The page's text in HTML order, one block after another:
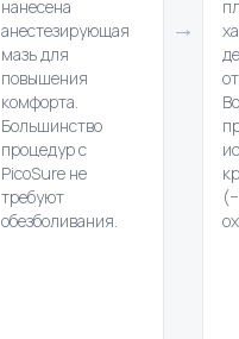
нанесена
анестезирующая
мазь для
повышения
комфорта.
Большинство
процедур с
PicoSure не
требуют
обезболивания.
→